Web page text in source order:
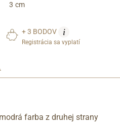
3 cm
+ 3 BODOV i
Registrácia sa vyplatí
farba z druhej strany